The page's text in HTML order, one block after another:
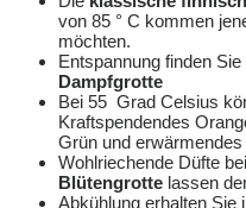
von 85 ° C kommen
möchten.
Entspannung finden
Dampfgrotte
Bei 55 Grad Celsius
Kraftspendendes
Grün und
Wohlriechende Düfte
Blütengrotte lassen
Abkühlung erhalten Sie